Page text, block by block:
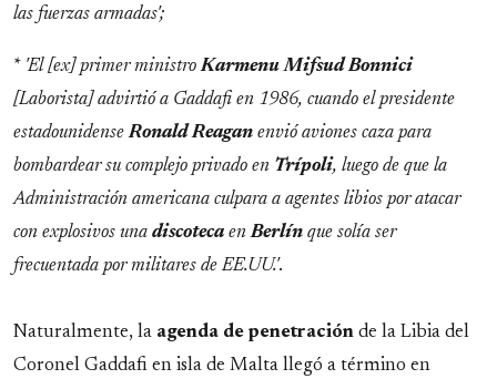
las fuerzas armadas';
* 'El [ex] primer ministroKarmenu Mifsud Bonnici
[Laborista] advirtió a Gaddafi en 1986, cuando el presidente
estadounidenseRonald Reagan envió aviones caza para
bombardear su complejo privado en Trípoli, luego de que la
Administración americana culpara a agentes libios por atacar
con explosivos una discoteca enBerlín que solía ser
frecuentada por militares de EE.UU.'.
Naturalmente, la agenda de penetración de la Libia del
Coronel Gaddafi en isla de Malta llegó a término en